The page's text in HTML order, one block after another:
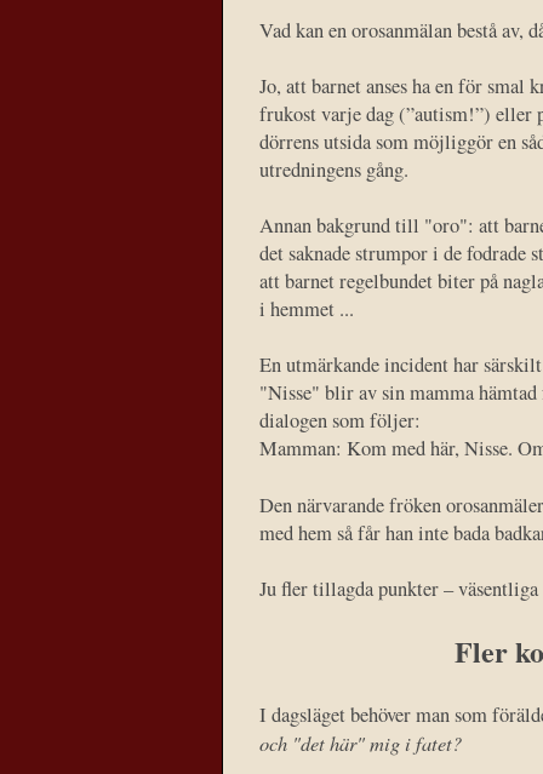
Vad kan en orosanmälan bestå av,
Jo, att barnet anses ha en för
frukost varje dag (”autism!”) eller
dörrens utsida som möjliggör en
utredningens gång.
Annan bakgrund till "oro": att
det saknade strumpor i de
att barnet regelbundet biter på
i hemmet ...
En utmärkande incident har
"Nisse" blir av sin mamma
dialogen som följer:
Mamman: Kom med här, Nisse.
Den närvarande fröken
med hem så får han inte bada
Ju fler tillagda punkter –
Fler
I dagsläget behöver man som
och "det här" mig i fatet?